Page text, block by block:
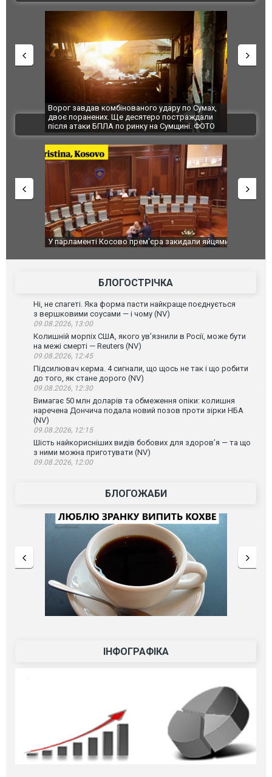
Ворог завдав комбінованого удару по Сумах,
двоє поранених. Ще десятеро постраждали
після атаки БПЛА по ринку на Сумщині. ФОТО
За 2000
склад
ВІДЕО
У парламенті Косово прем'єра закидали яйцямиПриїхав за
до
зіркового
БЛОГОСТРІЧКА
Ні, не спагеті. Яка форма пасти найкраще поєднується
з вершковими соусами — і чому (NV)
09.08.2026, 13:00
Колишній морпіх США, якого ув’язнили в Росії, може бути
на межі смерті — Reuters (NV)
09.08.2026, 12:45
Підсилювач керма. 4 сигнали, що щось не так і що робити
до того, як стане дорого (NV)
09.08.2026, 12:30
Вимагає 50 млн доларів та обмеження опіки: колишня
наречена Дончича подала новий позов проти зірки НБА
(NV)
09.08.2026, 12:15
Шість найкорисніших видів бобових для здоров’я — та що
з ними можна приготувати (NV)
09.08.2026, 12:00
БЛОГОЖАБИ
ІНФОГРАФІКА